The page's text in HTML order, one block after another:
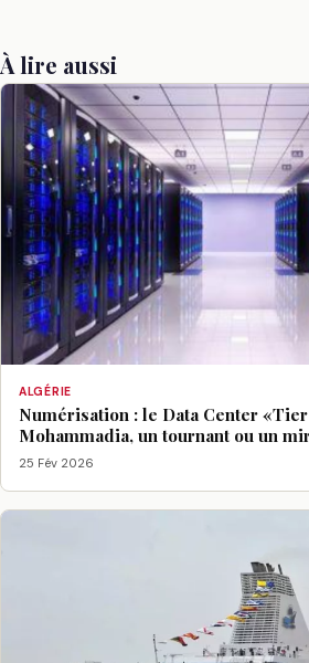
À lire aussi
ALGÉRIE
Numérisation : le Data Center
Mohammadia, un tournant ou un
25 Fév 2026